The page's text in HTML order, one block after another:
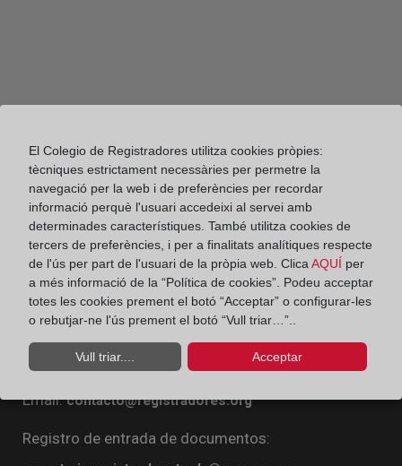
Colegio de Registradores
Diego de León, 21. 28006 Madrid
Teléfono:91 270 16 99
Fax:91 564 11 59
Email:contacto@registradores.org
Registro de entrada de documentos:
El Colegio de Registradores utilitza cookies pròpies:
tècniques estrictament necessàries per permetre la
navegació per la web i de preferències per recordar
informació perquè l'usuari accedeixi al servei amb
determinades característiques. També utilitza cookies de
tercers de preferències, i per a finalitats analítiques respecte
de l'ús per part de l'usuari de la pròpia web. ClicaAQUÍ per
a més informació de la “Política de cookies”. Podeu acceptar
totes les cookies prement el botó “Acceptar” o configurar-les
o rebutjar-ne l'ús prement el botó “Vull triar…”..
Vull triar.... Acceptar